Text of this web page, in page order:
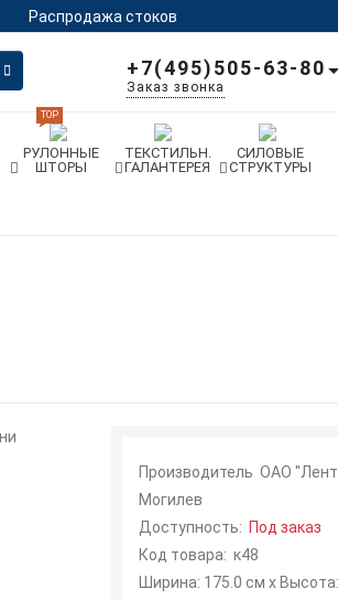
Распродажа стоков
+7(495)505-63-80
Заказ звонка
РУЛОННЫЕ
ШТОРЫ
TOP
ТЕКСТИЛЬН.
ГАЛАНТЕРЕЯ
СИЛОВЫЕ
СТРУКТУРЫ
Производитель ОАО
Могилев
Доступность: Под заказ
Код товара: к48
Ширина: 175.0 см x